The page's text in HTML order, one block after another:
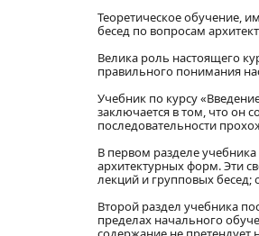
Теоретическое обучение,
бесед по вопросам
Велика роль настоящего
правильного понимания
Учебник по курсу
заключается в том, что он
последовательности
В первом разделе
архитектурных форм. Эти
лекций и групповых бесед;
Второй раздел учебника
пределах начального